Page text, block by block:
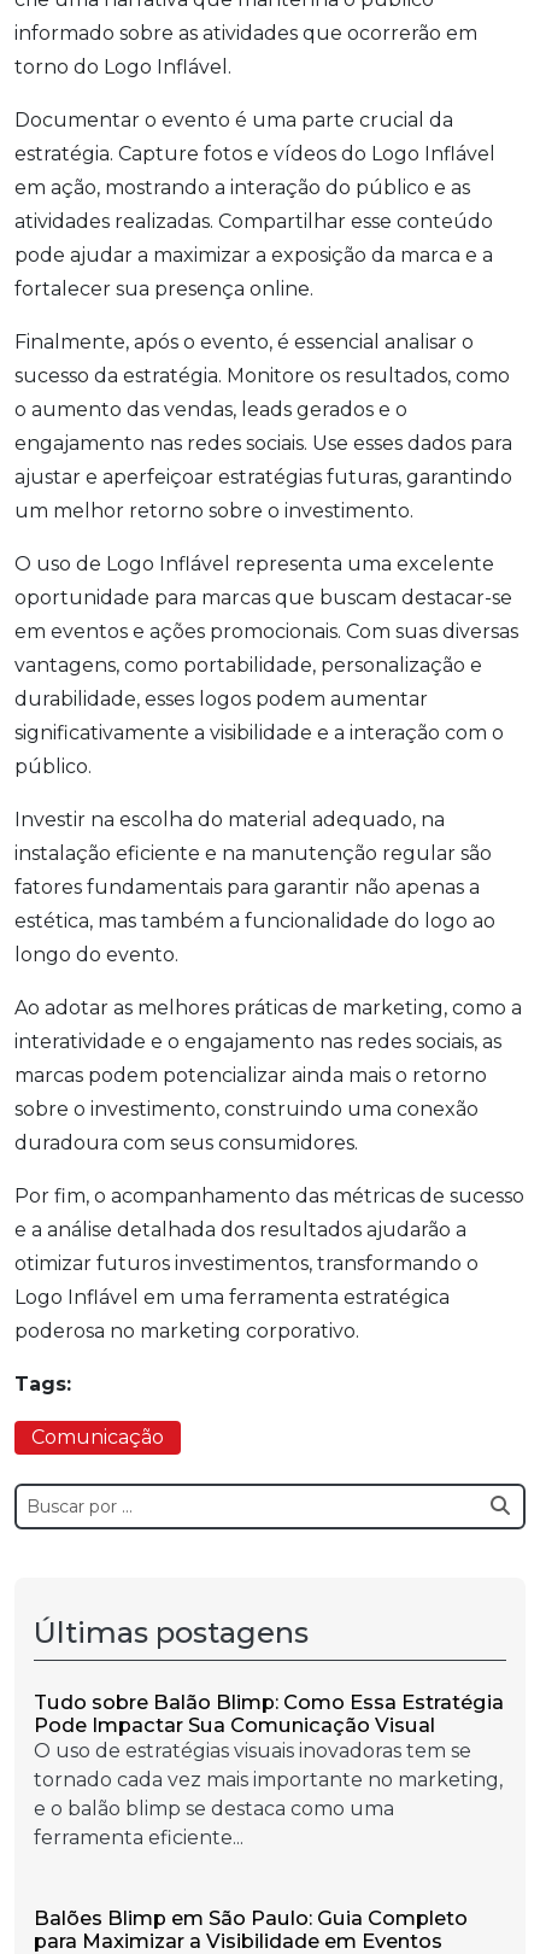
informado sobre as atividades que ocorrerão em
torno do Logo Inflável.
Documentar o evento é uma parte crucial da
estratégia. Capture fotos e vídeos do Logo Inflável
em ação, mostrando a interação do público e as
atividades realizadas. Compartilhar esse conteúdo
pode ajudar a maximizar a exposição da marca e a
fortalecer sua presença online.
Finalmente, após o evento, é essencial analisar o
sucesso da estratégia. Monitore os resultados, como
o aumento das vendas, leads gerados e o
engajamento nas redes sociais. Use esses dados para
ajustar e aperfeiçoar estratégias futuras, garantindo
um melhor retorno sobre o investimento.
O uso de Logo Inflável representa uma excelente
oportunidade para marcas que buscam destacar-se
em eventos e ações promocionais. Com suas diversas
vantagens, como portabilidade, personalização e
durabilidade, esses logos podem aumentar
significativamente a visibilidade e a interação com o
público.
Investir na escolha do material adequado, na
instalação eficiente e na manutenção regular são
fatores fundamentais para garantir não apenas a
estética, mas também a funcionalidade do logo ao
longo do evento.
Ao adotar as melhores práticas de marketing, como a
interatividade e o engajamento nas redes sociais, as
marcas podem potencializar ainda mais o retorno
sobre o investimento, construindo uma conexão
duradoura com seus consumidores.
Por fim, o acompanhamento das métricas de sucesso
e a análise detalhada dos resultados ajudarão a
otimizar futuros investimentos, transformando o
Logo Inflável em uma ferramenta estratégica
poderosa no marketing corporativo.
Tags:
Comunicação
Últimas postagens
Tudo sobre Balão Blimp: Como Essa Estratégia
Pode Impactar Sua Comunicação Visual
O uso de estratégias visuais inovadoras tem se
tornado cada vez mais importante no marketing,
e o balão blimp se destaca como uma
ferramenta eficiente...
Balões Blimp em São Paulo: Guia Completo
para Maximizar a Visibilidade em Eventos